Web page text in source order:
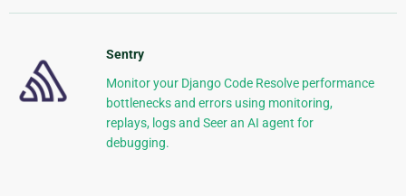
Sentry
Monitor your Django Code Resolve performance
bottlenecks and errors using monitoring,
replays, logs and Seer an AI agent for
debugging.